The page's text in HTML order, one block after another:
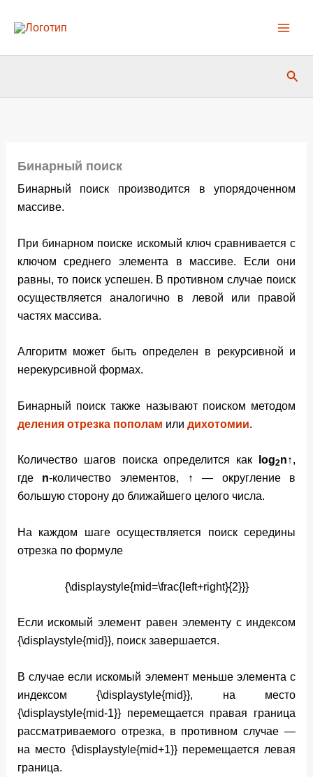
Бинарный поиск
Бинарный поиск производится в упорядоченном
массиве.
При бинарном поиске искомый ключ сравнивается с
ключом среднего элемента в массиве. Если они
равны, то поиск успешен. В противном случае поиск
осуществляется аналогично в левой или правой
частях массива.
Алгоритм может быть определен в рекурсивной и
нерекурсивной формах.
Бинарный поиск также называют поиском методом
деления отрезка пополам или дихотомии.
Количество шагов поиска определится как log2n↑,
где n-количество элементов, ↑ — округление в
большую сторону до ближайшего целого числа.
На каждом шаге осуществляется поиск середины
отрезка по формуле
{\displaystyle{mid=\frac{left+right}{2}}}
Если искомый элемент равен элементу с индексом
{\displaystyle{mid}}, поиск завершается.
В случае если искомый элемент меньше элемента с
индексом{\displaystyle{mid}}, на место
{\displaystyle{mid-1}}перемещается правая граница
рассматриваемого отрезка, в противном случае —
на место {\displaystyle{mid+1}}перемещается левая
граница.